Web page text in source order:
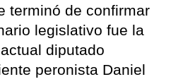
terminó de confirmar
legislativo fue la
diputado
peronista Daniel